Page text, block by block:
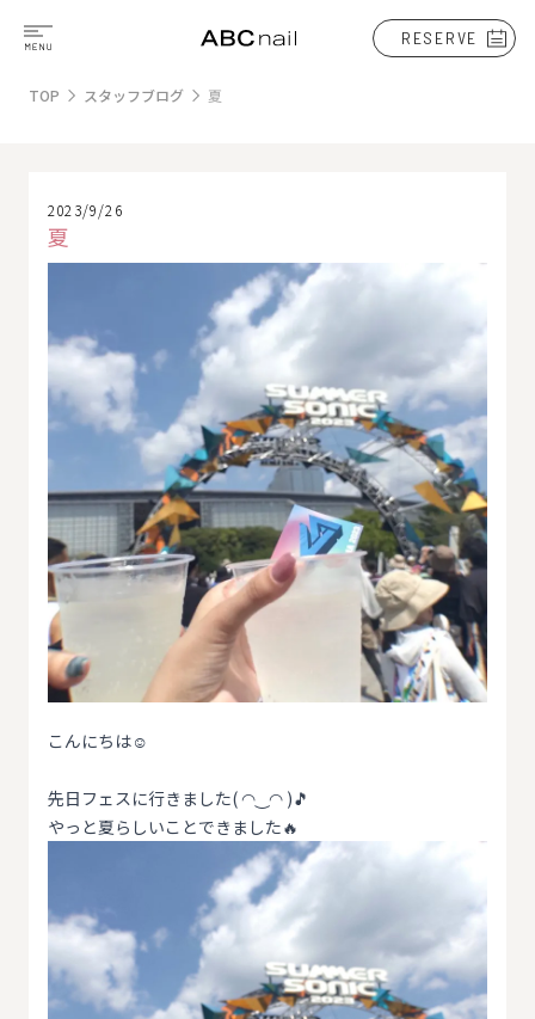
RESERVE
TOP スタッフブログ 夏
2023/9/26
夏
こんにちは☺️
先日フェスに行きました( ◠‿◠ )🎵
やっと夏らしいことできました🔥